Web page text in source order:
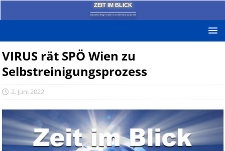
ZEIT IM BLICK
Das News-Blog mit dem kritischen Blick auf die Zeit!
VIRUS rät SPÖ Wien zu
Selbstreinigungsprozess
2. Juni 2022